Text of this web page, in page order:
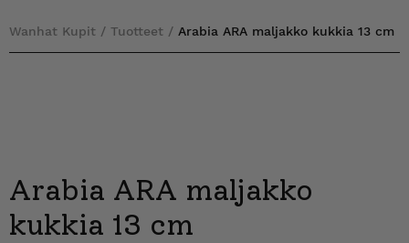
Wanhat Kupit / Tuotteet / Arabia ARA maljakko kukkia 13 cm
Arabia ARA maljakko
kukkia 13 cm